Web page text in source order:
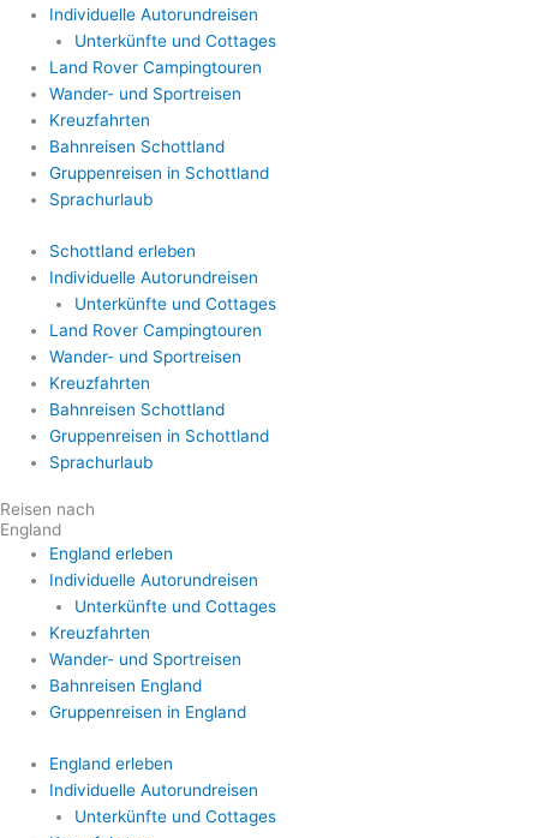
Individuelle Autorundreisen
Unterkünfte und Cottages
Land Rover Campingtouren
Wander- und Sportreisen
Kreuzfahrten
Bahnreisen Schottland
Gruppenreisen in Schottland
Sprachurlaub
Schottland erleben
Individuelle Autorundreisen
Unterkünfte und Cottages
Land Rover Campingtouren
Wander- und Sportreisen
Kreuzfahrten
Bahnreisen Schottland
Gruppenreisen in Schottland
Sprachurlaub
Reisen nach
England
England erleben
Individuelle Autorundreisen
Unterkünfte und Cottages
Kreuzfahrten
Wander- und Sportreisen
Bahnreisen England
Gruppenreisen in England
England erleben
Individuelle Autorundreisen
Unterkünfte und Cottages